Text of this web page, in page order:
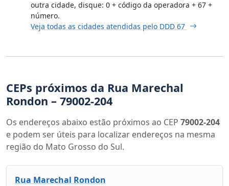
outra cidade, disque: 0 + código da operadora + 67 +
número.
Veja todas as cidades atendidas pelo DDD 67
CEPs próximos da Rua Marechal
Rondon – 79002-204
Os endereços abaixo estão próximos ao CEP 79002-204
e podem ser úteis para localizar endereços na mesma
região do Mato Grosso do Sul.
Rua Marechal Rondon